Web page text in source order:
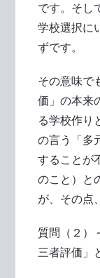
です。そし
学校選択に
ずです。
その意味で
価」の本来
る学校作
の言う「多
することが
のこと）と
が、その点
質問（２）
三者評価」